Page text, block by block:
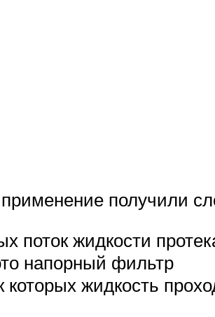
получили
поток жидкости
напорный фильтр
жидкость